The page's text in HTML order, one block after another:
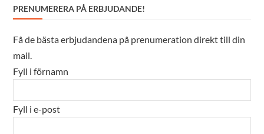
PRENUMERERA PÅ ERBJUDANDE!
Få de bästa erbjudandena på prenumeration direkt till din
mail.
Fyll i förnamn
Fyll i e-post